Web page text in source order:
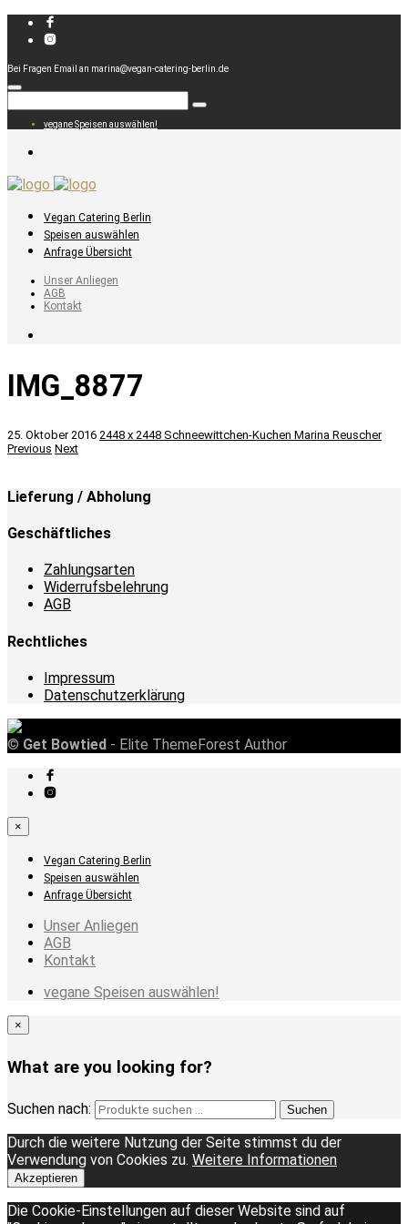
Bei Fragen Email an marina@vegan-catering-berlin.de
vegane Speisen auswählen!
Vegan Catering Berlin
Speisen auswählen
Anfrage Übersicht
Unser Anliegen
AGB
Kontakt
IMG_8877
25. Oktober 2016 2448 x 2448 Schneewittchen-Kuchen Marina Reuscher
Previous Next
Lieferung / Abholung
Geschäftliches
Zahlungsarten
Widerrufsbelehrung
AGB
Rechtliches
Impressum
Datenschutzerklärung
© Get Bowtied - Elite ThemeForest Author
×
Vegan Catering Berlin
Speisen auswählen
Anfrage Übersicht
Unser Anliegen
AGB
Kontakt
vegane Speisen auswählen!
×
What are you looking for?
Suchen nach: Suchen
Durch die weitere Nutzung der Seite stimmst du der
Verwendung von Cookies zu. Weitere Informationen
Akzeptieren
Die Cookie-Einstellungen auf dieser Website sind auf